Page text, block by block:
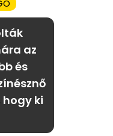
az
és
ki